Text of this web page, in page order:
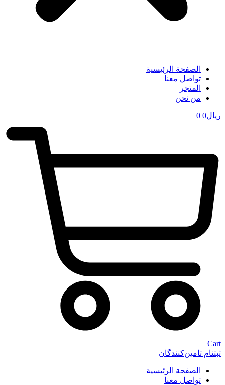
الصفحة الرئيسية
تواصل معنا
المتجر
من نحن
ریال0
0
Cart
ثبتنام تامین‌کنندگان
الصفحة الرئيسية
تواصل معنا